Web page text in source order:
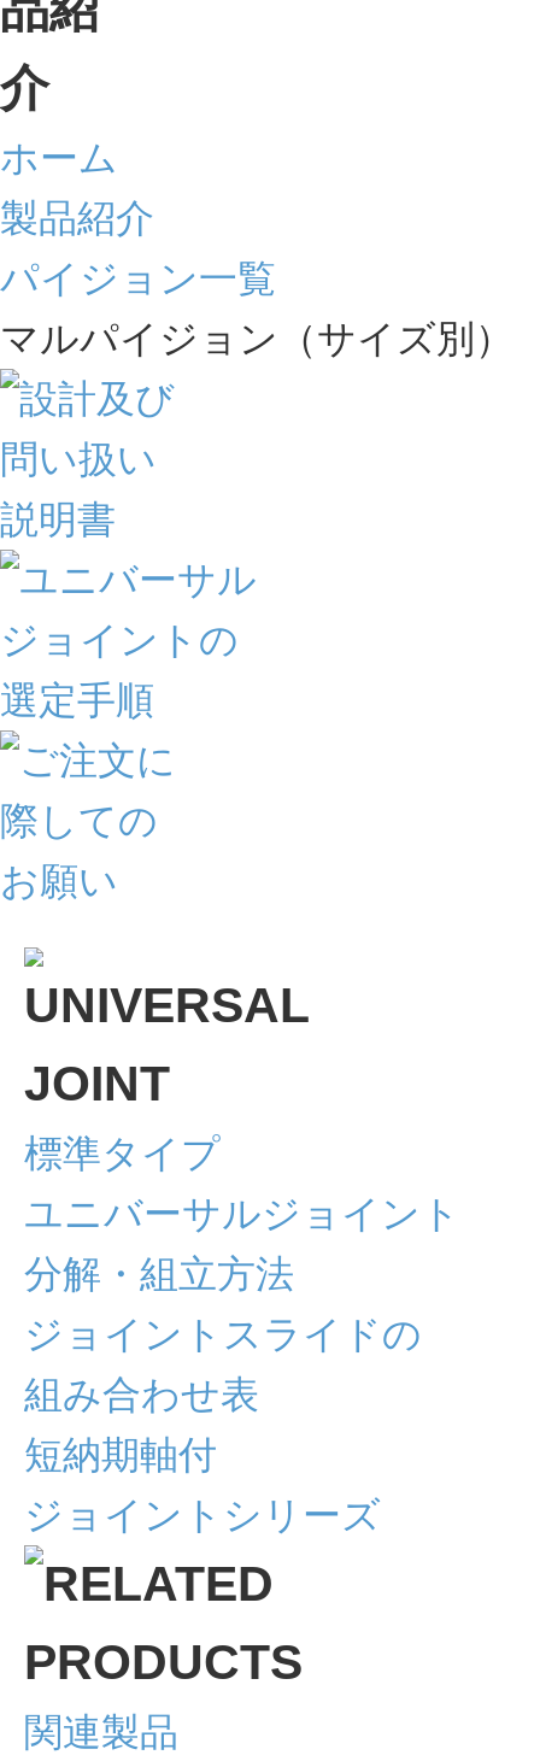
ホーム
製品紹介
パイジョン一覧
マルパイジョン（サイズ別）
標準タイプ
ユニバーサルジョイント
分解・組立方法
ジョイントスライドの
組み合わせ表
短納期軸付
ジョイントシリーズ
関連製品